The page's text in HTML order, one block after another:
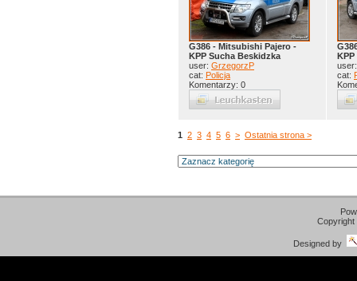
G386 - Mitsubishi Pajero -
KPP Sucha Beskidzka
user: GrzegorzP
cat: Policja
Komentarzy: 0
cat:
1 2 3 4 5 6 > Ostatnia strona >
Designed by